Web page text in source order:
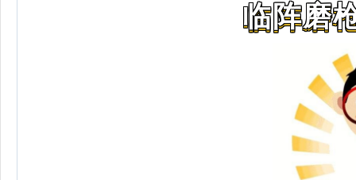
临阵磨